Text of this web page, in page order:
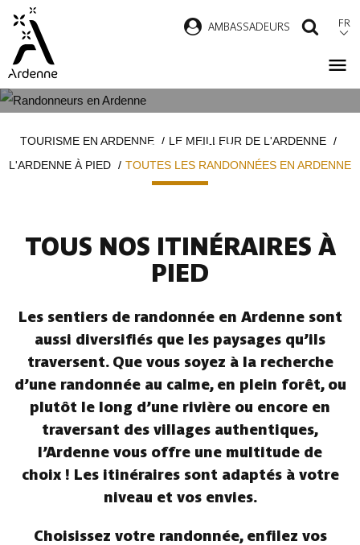
contenu
principal
AMBASSADEURS FR
ARDENNE
d'ArianeTOURISME EN ARDENNE
LE MEILLEUR DE L'ARDENNE
L'ARDENNE À PIED
TOUTES LES RANDONNÉES EN ARDENNE
TOUS NOS ITINÉRAIRES À
PIED
Les sentiers de randonnée en Ardenne sont
aussi diversifiés que les paysages qu’ils
traversent. Que vous soyez à la recherche
d’une randonnée au calme, en plein forêt, ou
plutôt le long d’une rivière ou encore en
traversant des villages authentiques,
l’Ardenne vous offre une multitude de
choix ! Les itinéraires sont adaptés à votre
niveau et vos envies.
Choisissez votre randonnée, enfilez vos